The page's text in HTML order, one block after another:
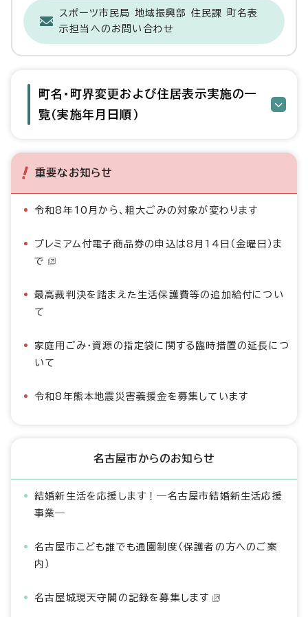
スポーツ市民局 地域振興部 住民課 町名表
示担当へのお問い合わせ
町名・町界変更および住居表示実施の一
覧（実施年月日順）
重要なお知らせ
令和8年10月から、粗大ごみの対象が変わります
プレミアム付電子商品券の申込は8月14日（金曜日）ま
で
最高裁判決を踏まえた生活保護費等の追加給付につい
て
家庭用ごみ・資源の指定袋に関する臨時措置の延長につ
いて
令和8年熊本地震災害義援金を募集しています
名古屋市からのお知らせ
結婚新生活を応援します！―名古屋市結婚新生活応援
事業―
名古屋市こども誰でも通園制度（保護者の方へのご案
内）
名古屋城現天守閣の記録を募集します